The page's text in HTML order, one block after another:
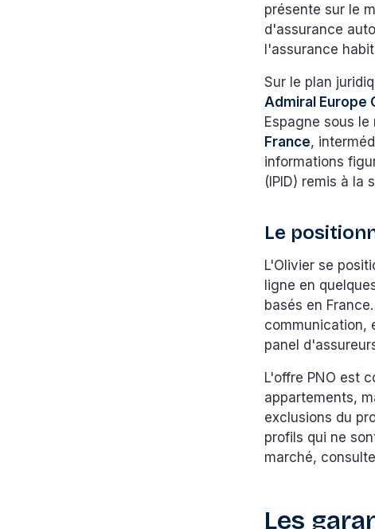
présente sur le
d'assurance
l'assurance
Sur le plan
Admiral Europe
Espagne sous
France,
informations
(IPID) remis à la
Le
L'Olivier se
ligne en
basés en
communication,
panel
L'offre PNO est
appartements,
exclusions du
profils qui ne
marché,
Les